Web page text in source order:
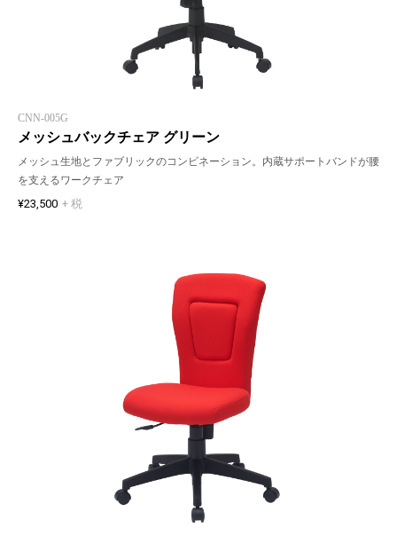
CNN-005G
メッシュバックチェア グリーン
メッシュ生地とファブリックのコンビネーション。内蔵サポートバンドが腰
を支えるワークチェア
¥23,500 + 税